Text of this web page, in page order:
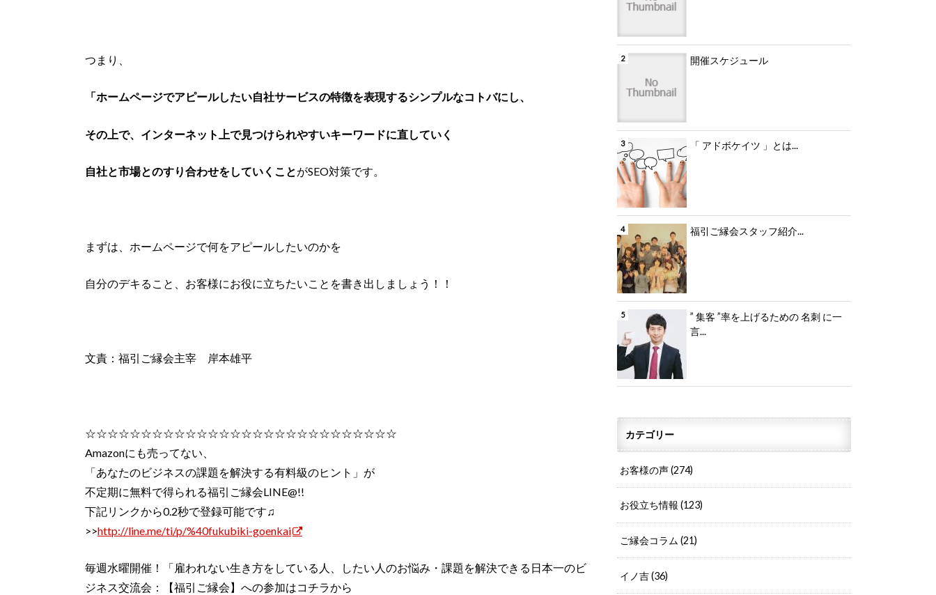
つまり、
「ホームページでアピールしたい自社サービスの特徴を表現するシンプルなコトバにし、
その上で、インターネット上で見つけられやすいキーワードに直していく
自社と市場とのすり合わせをしていくことがSEO対策です。
まずは、ホームページで何をアピールしたいのかを
自分のデキること、お客様にお役に立ちたいことを書き出しましょう！！
文責：福引ご縁会主宰 岸本雄平
☆☆☆☆☆☆☆☆☆☆☆☆☆☆☆☆☆☆☆☆☆☆☆☆☆☆☆☆
Amazonにも売ってない、
「あなたのビジネスの課題を解決する有料級のヒント」が
不定期に無料で得られる福引ご縁会LINE@!!
下記リンクから0.2秒で登録可能です♫
>>http://line.me/ti/p/%40fukubiki-goenkai
毎週水曜開催！「雇われない生き方をしている人、したい人のお悩み・課題を解決できる日本一のビ
ジネス交流会：【福引ご縁会】への参加はコチラから
開催スケジュール
「 アドボケイツ 」とは...
福引ご縁会スタッフ紹介...
” 集客 ”率を上げるための 名刺 に一
言...
カテゴリー
お客様の声(274)
お役立ち情報(123)
ご縁会コラム(21)
イノ吉(36)